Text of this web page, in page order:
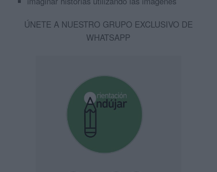
ÚNETE A NUESTRO GRUPO EXCLUSIVO DE
WHATSAPP